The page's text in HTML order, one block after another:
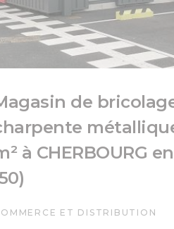
de
à CHERBOURG
ET DISTRIBUTION